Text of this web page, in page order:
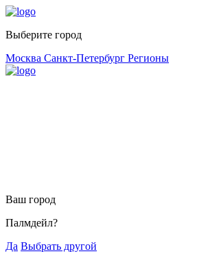
Выберите город
Москва Санкт-Петербург Регионы
Ваш город
Палмдейл?
Да Выбрать другой